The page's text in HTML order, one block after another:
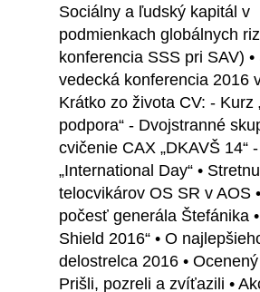
Sociálny a ľudský kapitál v
podmienkach globálnych
konferencia SSS pri SAV)
vedecká konferencia 2016
Krátko zo života CV: - Kurz
podpora“ - Dvojstranné
cvičenie CAX „DKAVŠ 14“ -
„International Day“ •
telocvikárov OS SR v AOS
počesť generála Štefánika
Shield 2016“ • O
delostrelca 2016 •
Prišli, pozreli a zvíťazili •